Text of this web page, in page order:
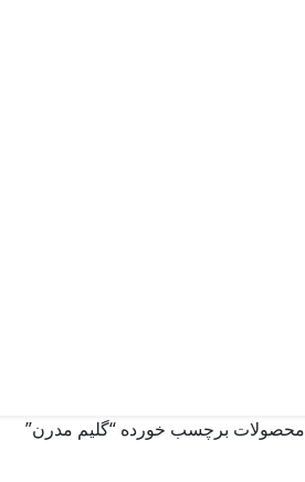
محصولات برچسب خورده “گلیم مدرن”